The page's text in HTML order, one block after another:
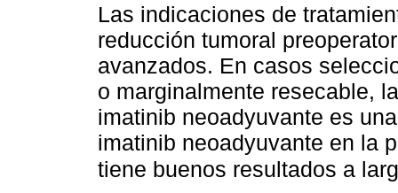
Las indicaciones de
reducción tumoral
avanzados. En casos
o marginalmente resecable,
imatinib neoadyuvante es
imatinib neoadyuvante en la
tiene buenos resultados a